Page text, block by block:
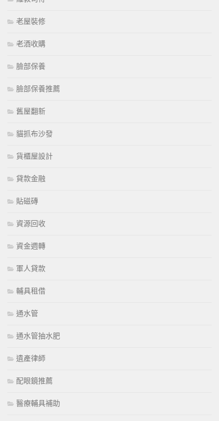
老屋裝修
老酒收購
臉部保養
臉部保養推薦
舊屋翻新
貓抓布沙發
貨櫃屋設計
貸款金融
貼磁磚
資源回收
資金週轉
軍人貸款
輔具租借
通水管
通水管抽水肥
遺產律師
配眼鏡推薦
醫療輔具補助